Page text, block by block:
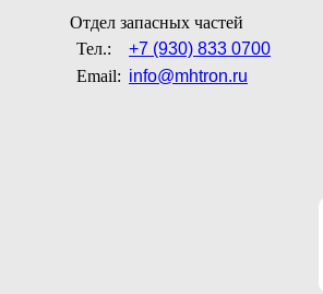
Отдел запасных частей
Тел.:
+7 (930) 833 0700
Email: info@mhtron.ru